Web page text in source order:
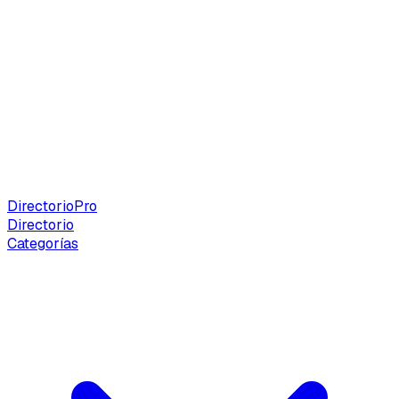
DirectorioPro
Directorio
Categorías